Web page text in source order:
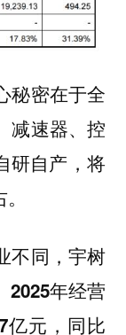
秘密在于全
减速器、控
研自产，将
不同，宇树
2025年经营
亿元，同比